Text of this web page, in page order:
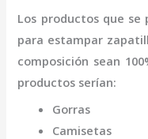
Los productos que
para estampar
composición sean
productos serían:
Gorras
Camisetas